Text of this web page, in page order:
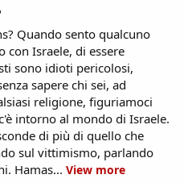
Quando sento qualcuno
con Israele, di essere
sono idioti pericolosi,
sapere chi sei, ad
religione, figuriamoci
intorno al mondo di Israele.
di più di quello che
sul vittimismo, parlando
Hamas... View more